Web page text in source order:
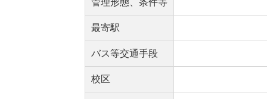
管理形態、条件等
最寄駅
バス等交通手段
校区